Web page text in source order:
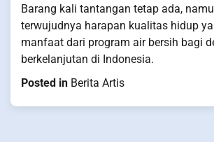
Barang kali tantangan tetap ada,
terwujudnya harapan kualitas hidup
manfaat dari program air bersih bagi
berkelanjutan di Indonesia.
Posted in Berita Artis